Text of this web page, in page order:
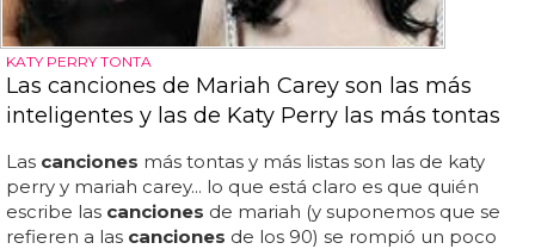
KATY PERRY TONTA
Las canciones de Mariah Carey son las más
inteligentes y las de Katy Perry las más tontas
Las canciones más tontas y más listas son las de katy
perry y mariah carey... lo que está claro es que quién
escribe las canciones de mariah (y suponemos que se
refieren a las canciones de los 90) se rompió un poco